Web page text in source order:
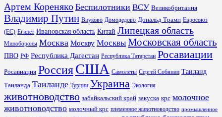
Артем Кореняко Беспилотники ВСУ Великобритания
Владимир Путин Внуково Домодедово Дональд Трамп Евросоюз
(ЕС) Египет Ивановская область Китай Липецкая область
Минобороны Москва Москву Москвы Московская область
ПВО РФ Республика Дагестан Республика Татарстан Росавиации
Росавиация РоссияСША Самолеты Сергей Собянин Таиланд
Таиланда Таиланде Турции Украина Экология
животноводство забайкальский край закуска крс молочное
животноводство молочный крс племенное животноводство промышленное